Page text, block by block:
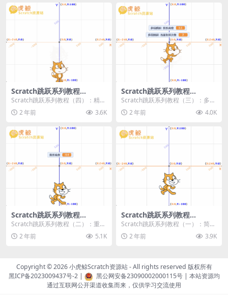
Scratch跳跃系列教程
（四）：精准着陆
Scratch跳跃系列教程（四）：精准
着陆 作者：小虎鲸Scratch资源站
... 2 年前 3.6K
Scratch跳跃系列教程
（三）：多段跳跃
Scratch跳跃系列教程（三）：多段
跳跃 作者：小虎鲸Scratch资源站
连...2 年前 4.0K
Scratch跳跃系列教程
（二）：重力跳跃
Scratch跳跃系列教程（二）：重力
跳跃 作者：小虎鲸Scratch资源站
按...2 年前 5.1K
Scratch跳跃系列教程
（一）：简单跳跃
Scratch跳跃系列教程（一）：简单
跳跃 作者：小虎鲸Scratch资源站
按...2 年前 3.9K
Copyright © 2026小虎鲸Scratch资源站- All rights reserved 版权所有
黑ICP备2023009437号-2| 黑公网安备23090002000115号| 本站资源均
通过互联网公开渠道收集而来，仅供学习交流使用